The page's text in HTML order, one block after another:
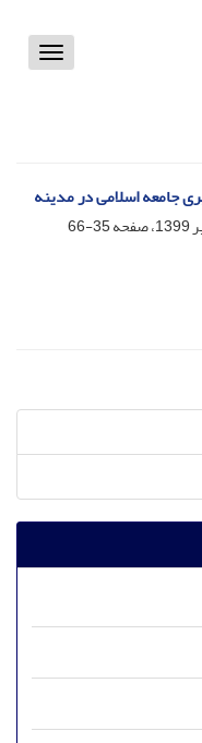
Toggle
جامعه اسلامی در مدینه
35-66